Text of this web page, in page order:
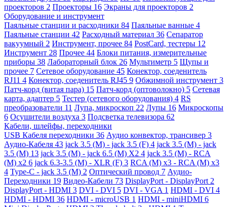
проекторов 2 Проекторы 16 Экраны для проекторов 2
Оборудование и инструмент
Паяльные станции и расходники 84 Паяльные ванные 4
Паяльные станции 42 Расходный материал 36 Сепаратор
вакуумный 2 Инструмент, прочее 84 PostCard, тестеры 12
Инструмент 28 Прочее 44 Блоки питания, измерительные
приборы 38 Лабораторный блок 26 Мультиметр 5 Щупы и
прочее 7 Сетевое оборудование 45 Конектор, соеденитель
RJ11 4 Конектор, соеденитель RJ45 9 Обжимной инструмент 3
Патч-корд (витая пара) 15 Патч-корд (оптоволокно) 5 Сетевая
карта, адаптер 5 Тестер (сетевого оборудования) 4 RS
преобразователи 11 Лупа, микроскоп 22 Лупы 16 Микроскопы
6 Осушители воздуха 3 Подсветка телевизора 62
Кабели, шлейфы, переходники
USB Кабеля переходники 36 Аудио конвектор, трансивер 3
Аудио-Кабеля 43 jack 3.5 (M) - jack 3.5 (F) 4 jack 3.5 (M) - jack
3.5 (M) 13 jack 3.5 (M) - jack 6.5 (M) X2 4 jack 3.5 (M) - RCA
(M) x2 6 jack 6.3-3.5 (M) - XLR (F) 3 RCA (M) x3 - RCA (M) x3
4 Type-C - jack 3.5 (M) 2 Оптический провод 7 Аудио-
Переходники 19 Видео-Кабели 73 DisplayPort - DisplayPort 2
DisplayPort - HDMI 3 DVI - DVI 5 DVI - VGA 1 HDMI - DVI 4
HDMI - HDMI 36 HDMI - microUSB 1 HDMI - miniHDMI 6